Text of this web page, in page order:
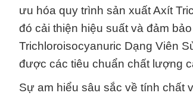
ưu hóa quy trình sản xuất Axít
đó cải thiện hiệu suất và đảm
Trichloroisocyanuric Dạng Viên
được các tiêu chuẩn chất lượng
Sự am hiểu sâu sắc về tính chất